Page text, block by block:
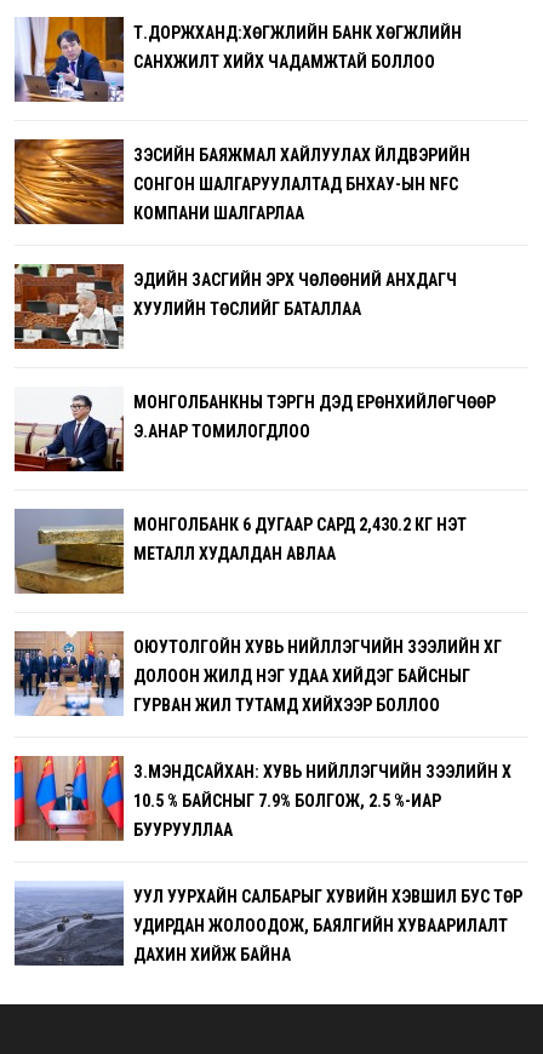
Т.ДОРЖХАНД:ХӨГЖЛИЙН БАНК ХӨГЖЛИЙН
САНХҮҮЖИЛТ ХИЙХ ЧАДАМЖТАЙ БОЛЛОО
ЗЭСИЙН БАЯЖМАЛ ХАЙЛУУЛАХ ҮЙЛДВЭРИЙН
СОНГОН ШАЛГАРУУЛАЛТАД БНХАУ-ЫН NFC
КОМПАНИ ШАЛГАРЛАА
ЭДИЙН ЗАСГИЙН ЭРХ ЧӨЛӨӨНИЙ АНХДАГЧ
ХУУЛИЙН ТӨСЛИЙГ БАТАЛЛАА
МОНГОЛБАНКНЫ ТЭРГҮҮН ДЭД ЕРӨНХИЙЛӨГЧӨӨР
Э.АНАР ТОМИЛОГДЛОО
МОНГОЛБАНК 6 ДУГААР САРД 2,430.2 КГ ҮНЭТ
МЕТАЛЛ ХУДАЛДАН АВЛАА
ОЮУТОЛГОЙН ХУВЬ НИЙЛҮҮЛЭГЧИЙН ЗЭЭЛИЙН ХҮҮГ
ДОЛООН ЖИЛД НЭГ УДАА ХИЙДЭГ БАЙСНЫГ
ГУРВАН ЖИЛ ТУТАМД ХИЙХЭЭР БОЛЛОО
З.МЭНДСАЙХАН: ХУВЬ НИЙЛҮҮЛЭГЧИЙН ЗЭЭЛИЙН ХҮҮ
10.5 % БАЙСНЫГ 7.9% БОЛГОЖ, 2.5 %-ИАР
БУУРУУЛЛАА
УУЛ УУРХАЙН САЛБАРЫГ ХУВИЙН ХЭВШИЛ БУС ТӨР
УДИРДАН ЖОЛООДОЖ, БАЯЛГИЙН ХУВААРИЛАЛТ
ДАХИН ХИЙЖ БАЙНА